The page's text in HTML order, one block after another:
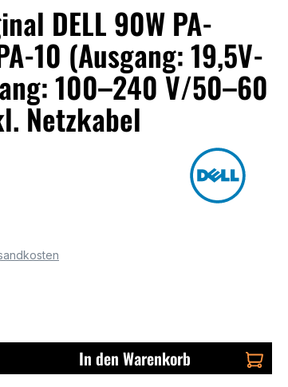
DELL 90W PA-
10 (Ausgang: 19,5V-
100–240 V/50–60
Netzkabel
Gib den gewünschten Wert
In den Warenkorb